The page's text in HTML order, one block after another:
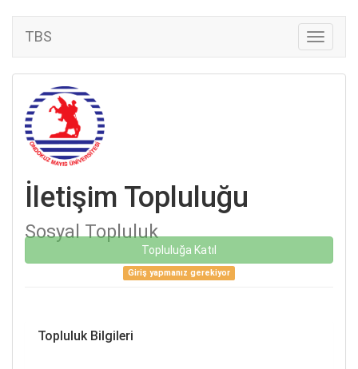
TBS
İletişim Topluluğu
Sosyal Topluluk
Topluluğa Katıl
Giriş yapmanız gerekiyor
Topluluk Bilgileri